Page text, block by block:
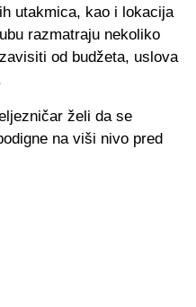
utakmica, kao i lokacija
razmatraju nekoliko
od budžeta, uslova
želi da se
na viši nivo pred